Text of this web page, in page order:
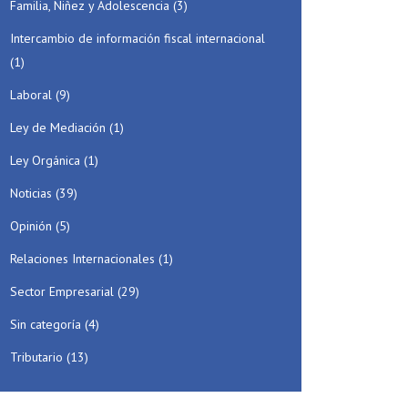
Familia, Niñez y Adolescencia (3)
Intercambio de información fiscal internacional
(1)
Laboral (9)
Ley de Mediación (1)
Ley Orgánica (1)
Noticias (39)
Opinión (5)
Relaciones Internacionales (1)
Sector Empresarial (29)
Sin categoría (4)
Tributario (13)